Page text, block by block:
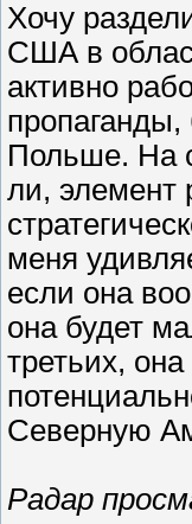
Хочу
США в
активно
Польше. На
ли, элемент
меня
если она
она будет
третьих,
Северную
Радар